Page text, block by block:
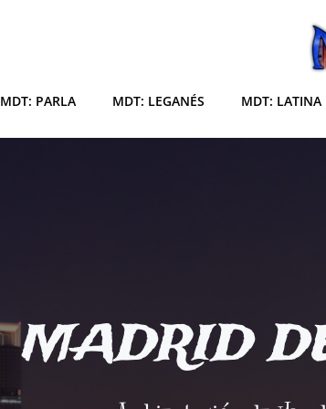
MDT: PARLA MDT: LEGANÉS MDT: LATINA
MADRID